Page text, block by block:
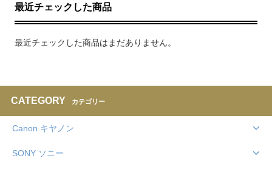
最近チェックした商品
最近チェックした商品はまだありません。
CATEGORY カテゴリー
Canon キヤノン
SONY ソニー